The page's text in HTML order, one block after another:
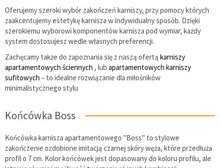
Oferujemy szeroki wybór zakończeń karniszy, przy pomocy których
zaakcentujemy estetykę karnisza w indywidualny sposób. Dzięki
szerokiemu wyborowi komponentów karnisza pod wymiar, każdy
system dostosujesz wedle własnych preferencji.
Zachęcamy także do zapoznania się z naszą ofertą karniszy
apartamentowych ściennych , lub apartamentowych karniszy
sufitowych – to idealne rozwiązanie dla miłośników
minimalistycznego stylu
Końcówka Boss
Końcówka karnisza apartamentowego "Boss" to stylowe
zakończenie ozdobione imitacją czarnej skóry węża, które przedłuża
profil o 7 cm. Kolor końcówek jest dopasowany do koloru profilu, ale